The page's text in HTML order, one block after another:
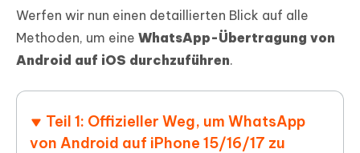
Werfen wir nun einen detaillierten Blick auf alle
Methoden, um eine WhatsApp-Übertragung von
Android auf iOS durchzuführen.
Teil 1: Offizieller Weg, um WhatsApp
von Android auf iPhone 15/16/17 zu